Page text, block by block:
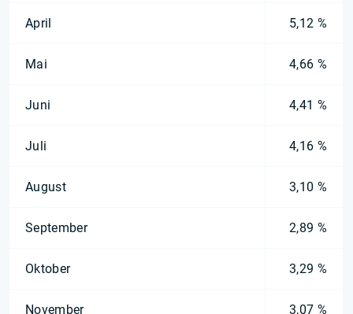
April 5,12 %
Mai 4,66 %
Juni 4,41 %
Juli 4,16 %
August 3,10 %
September 2,89 %
Oktober 3,29 %
November 3,07 %